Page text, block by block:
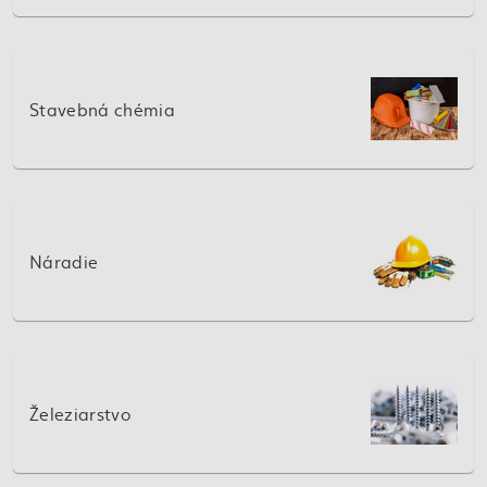
Stavebná chémia
Náradie
Železiarstvo